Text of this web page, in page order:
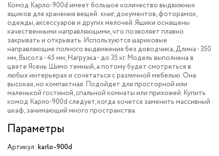
Комод Карло-900d имеет большое количество выдвижных
ящиков для хранения вещей: книг, документов, фоторамок,
одежды, аксессуаров и других мелочей. Ящики оснащены
качественными направляющими, что позволяет плавно
закрывать и открывать. Используются шариковые
направляющие полного выдвижения без доводчика, Длина - 350
мм, Высота - 45 мм, Нагрузка - до 35 кг. Модель выполнена в
цвете Ясень Шимо темный, а потому будет смотреться в
любых интерьерах и сочетаться с различной мебелью. Она
высокая, но компактная. Подойдет для просторной или
маленькой гостиной, спальной комнаты или прихожей. Купить
комод Карло-900d следует, когда хочется заменить массивный
шкаф, занимающий много пространства.
Параметры
Артикул: karlo-900d